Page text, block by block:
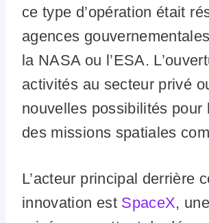
ce type d’opération était
agences
la NASA ou l’ESA.
activités au secteur privé
nouvelles possibilités pour
des missions spatiales
L’acteur principal derrière
innovation est SpaceX,